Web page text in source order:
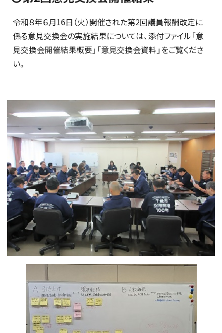
令和８年６月16日（火）開催された第2回議員報酬改定に
係る意見交換会の実施結果については、添付ファイル「意
見交換会開催結果概要」「意見交換会資料」をご覧くださ
い。